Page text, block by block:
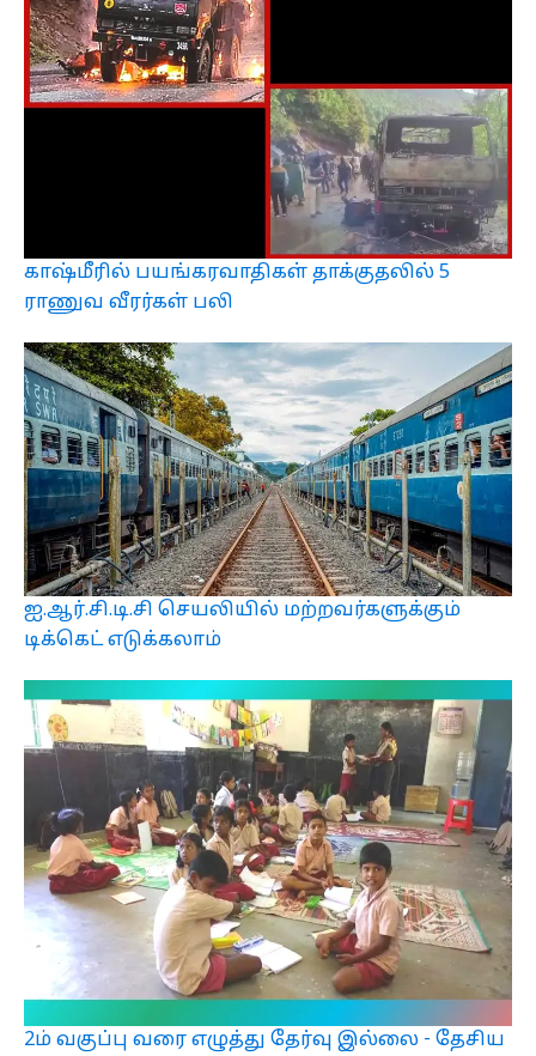
காஷ்மீரில் பயங்கரவாதிகள் தாக்குதலில் 5
ராணுவ வீரர்கள் பலி
ஐ.ஆர்.சி.டி.சி செயலியில் மற்றவர்களுக்கும்
டிக்கெட் எடுக்கலாம்
2ம் வகுப்பு வரை எழுத்து தேர்வு இல்லை - தேசிய